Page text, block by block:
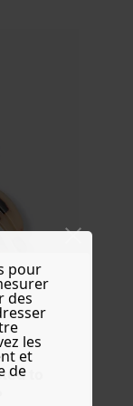
to
pour
des
les
et
de